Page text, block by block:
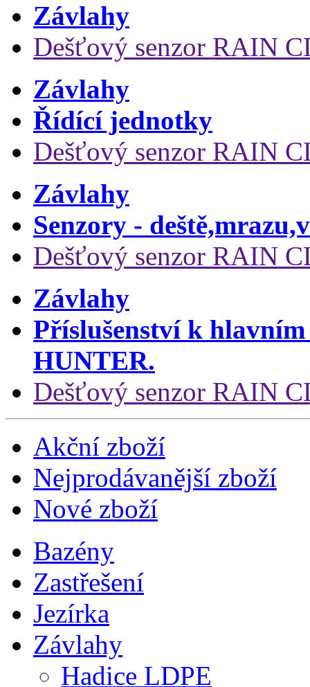
Závlahy
Dešťový senzor RAIN
Závlahy
Řídící jednotky
Dešťový senzor RAIN
Závlahy
Senzory -
Dešťový senzor RAIN
Závlahy
Příslušenství k
HUNTER.
Dešťový senzor RAIN
Akční zboží
Nejprodávanější zboží
Nové zboží
Bazény
Zastřešení
Jezírka
Závlahy
Hadice LDPE